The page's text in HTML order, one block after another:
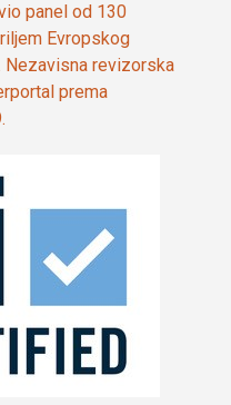
panel od 130
Evropskog
Nezavisna revizorska
prema